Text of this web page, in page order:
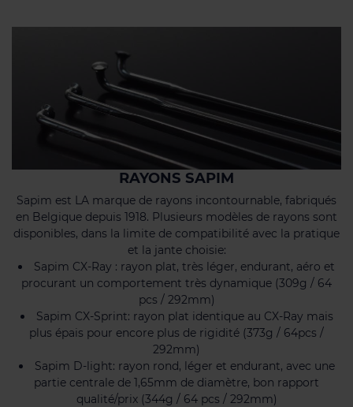
RAYONS SAPIM
Sapim est LA marque de rayons incontournable, fabriqués
en Belgique depuis 1918. Plusieurs modèles de rayons sont
disponibles, dans la limite de compatibilité avec la pratique
et la jante choisie:
Sapim CX-Ray : rayon plat, très léger, endurant, aéro et
procurant un comportement très dynamique (309g / 64
pcs / 292mm)
Sapim CX-Sprint: rayon plat identique au CX-Ray mais
plus épais pour encore plus de rigidité (373g / 64pcs /
292mm)
Sapim D-light: rayon rond, léger et endurant, avec une
partie centrale de 1,65mm de diamètre, bon rapport
qualité/prix (344g / 64 pcs / 292mm)